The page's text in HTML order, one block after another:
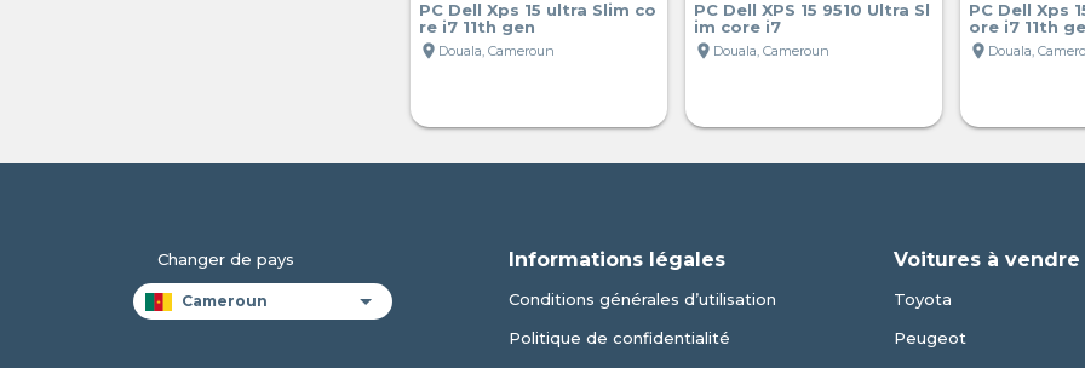
PC Dell Xps 15 ultra Slim co
re i7 11th gen
location_on Douala, Cameroun
PC Dell XPS 15 9510 Ultra Sl
im core i7
location_on Douala, Cameroun
PC Dell Xps
ore i7 11th
location_on Douala,
Changer de pays Informations légales
Conditions générales d’utilisation
Politique de confidentialité
Voitures à vendre
Toyota
Peugeot